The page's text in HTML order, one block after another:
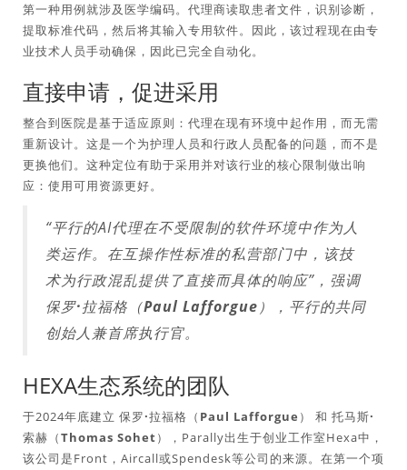
第一种用例就涉及医学编码。代理商读取患者文件，识别诊断，
提取标准代码，然后将其输入专用软件。因此，该过程现在由专
业技术人员手动确保，因此已完全自动化。
直接申请，促进采用
整合到医院是基于适应原则：代理在现有环境中起作用，而无需
重新设计。这是一个为护理人员和行政人员配备的问题，而不是
更换他们。这种定位有助于采用并对该行业的核心限制做出响
应：使用可用资源更好。
“平行的AI代理在不受限制的软件环境中作为人
类运作。在互操作性标准的私营部门中，该技
术为行政混乱提供了直接而具体的响应”，强调
保罗·拉福格（Paul Lafforgue）
，平行的共同
创始人兼首席执行官。
HEXA生态系统的团队
于2024年底建立 保罗·拉福格（Paul Lafforgue） 和 托马斯·
索赫（Thomas Sohet）
，Parally出生于创业工作室Hexa中，
该公司是Front，Aircall或Spendesk等公司的来源。在第一个项